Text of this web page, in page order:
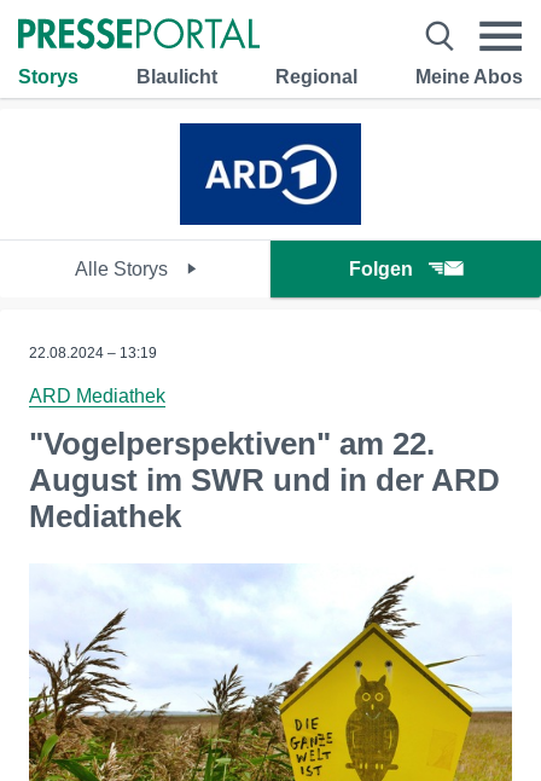
Storys Blaulicht Regional Meine Abos
Alle Storys Folgen
22.08.2024 – 13:19
ARD Mediathek
"Vogelperspektiven" am 22.
August im SWR und in der ARD
Mediathek